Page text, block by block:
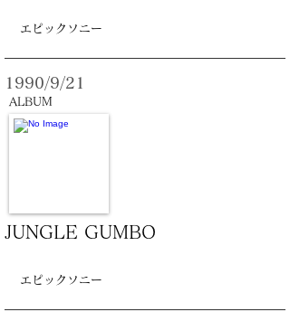
エピックソニー
JUNGLE GUMBO
1990/9/21
ALBUM
エピックソニー